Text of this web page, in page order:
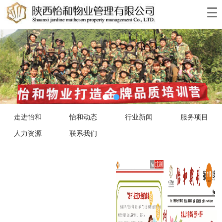
走进怡和 怡和动态 行业新闻 服务项目
人力资源 联系我们